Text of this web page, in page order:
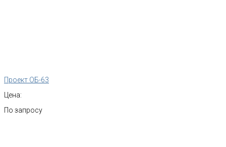
Проект ОБ-63
Цена:
По запросу